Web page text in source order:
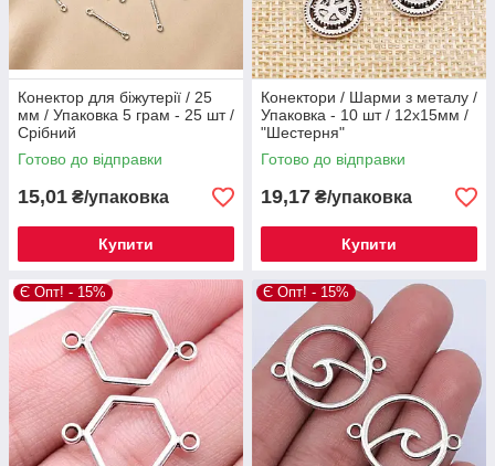
Конектор для біжутерії / 25
мм / Упаковка 5 грам - 25 шт /
Срібний
Готово до відправки
15,01 ₴/упаковка
Купити
Конектори / Шарми з металу /
Упаковка - 10 шт / 12x15мм /
"Шестерня"
Готово до відправки
19,17 ₴/упаковка
Купити
Є Опт! - 15% Є Опт! - 15%